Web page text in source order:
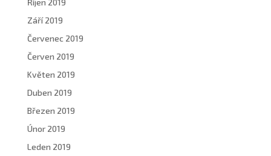
Říjen 2019
Září 2019
Červenec 2019
Červen 2019
Květen 2019
Duben 2019
Březen 2019
Únor 2019
Leden 2019